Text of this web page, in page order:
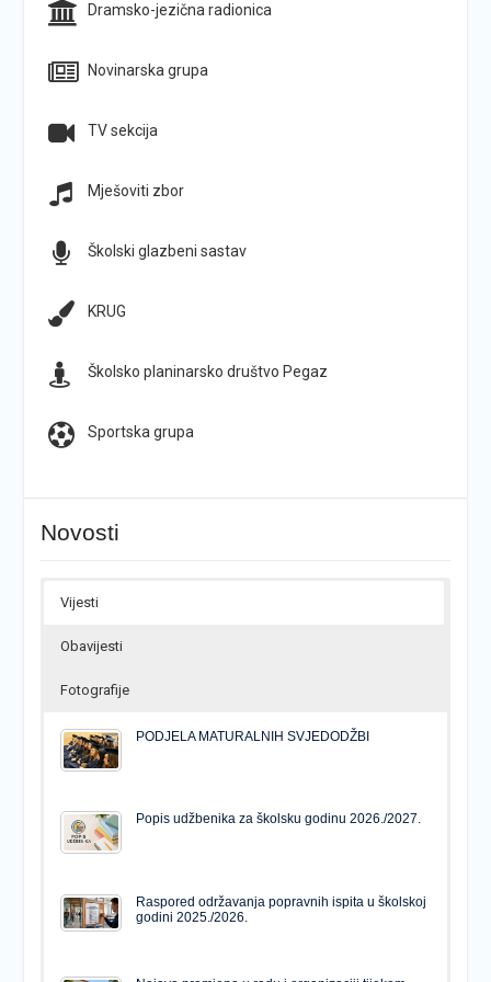
Dramsko-jezična radionica
Novinarska grupa
TV sekcija
Mješoviti zbor
Školski glazbeni sastav
KRUG
Školsko planinarsko društvo Pegaz
Sportska grupa
Novosti
Vijesti
Obavijesti
Fotografije
PODJELA MATURALNIH SVJEDODŽBI
Popis udžbenika za školsku godinu 2026./2027.
Raspored održavanja popravnih ispita u školskoj
godini 2025./2026.